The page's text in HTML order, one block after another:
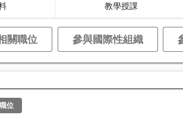
教學授課
關職位 參與國際性組織
位